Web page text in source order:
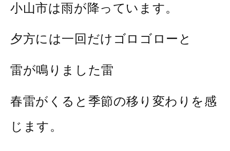
小山市は雨が降っています。
夕方には一回だけゴロゴローと
雷が鳴りました雷
春雷がくると季節の移り変わりを感
じます。